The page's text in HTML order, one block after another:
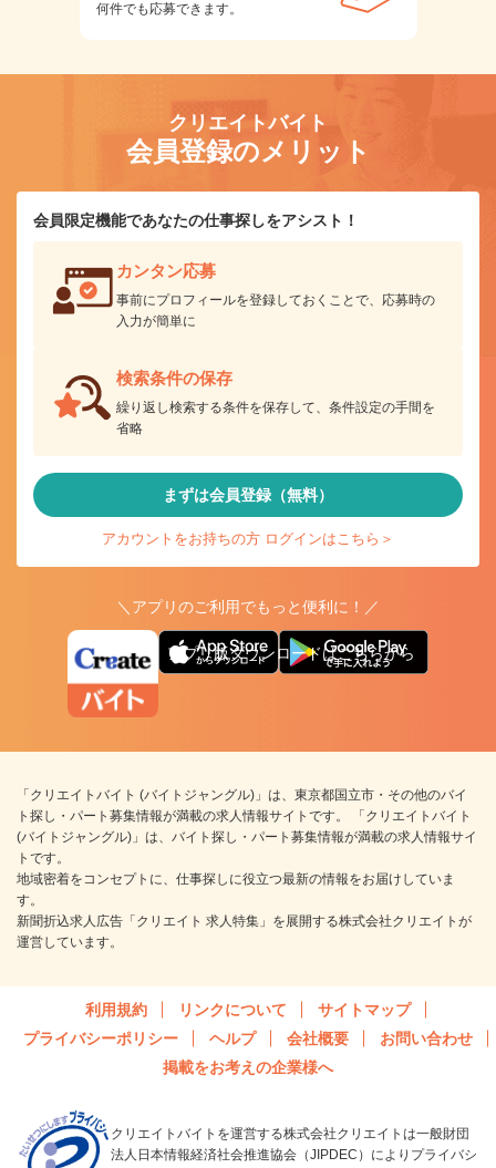
何件でも応募できます。
クリエイトバイト
会員登録のメリット
会員限定機能であなたの仕事探しをアシスト！
カンタン応募
事前にプロフィールを登録しておくことで、応募時の
入力が簡単に
検索条件の保存
繰り返し検索する条件を保存して、条件設定の手間を
省略
まずは会員登録（無料）
アカウントをお持ちの方 ログインはこちら＞
＼アプリのご利用でもっと便利に！／
アプリ版ダウンロードはこちらから
「クリエイトバイト (バイトジャングル)」は、東京都国立市・その他のバイ
ト探し・パート募集情報が満載の求人情報サイトです。 「クリエイトバイト
(バイトジャングル)」は、バイト探し・パート募集情報が満載の求人情報サイ
トです。
地域密着をコンセプトに、仕事探しに役立つ最新の情報をお届けしていま
す。
新聞折込求人広告「クリエイト 求人特集」を展開する株式会社クリエイトが
運営しています。
利用規約 リンクについて
サイトマップ
プライバシーポリシー
ヘルプ 会社概要
お問い合わせ
掲載をお考えの企業様へ
クリエイトバイトを運営する株式会社クリエイトは一般財団
法人日本情報経済社会推進協会（JIPDEC）によりプライバシ